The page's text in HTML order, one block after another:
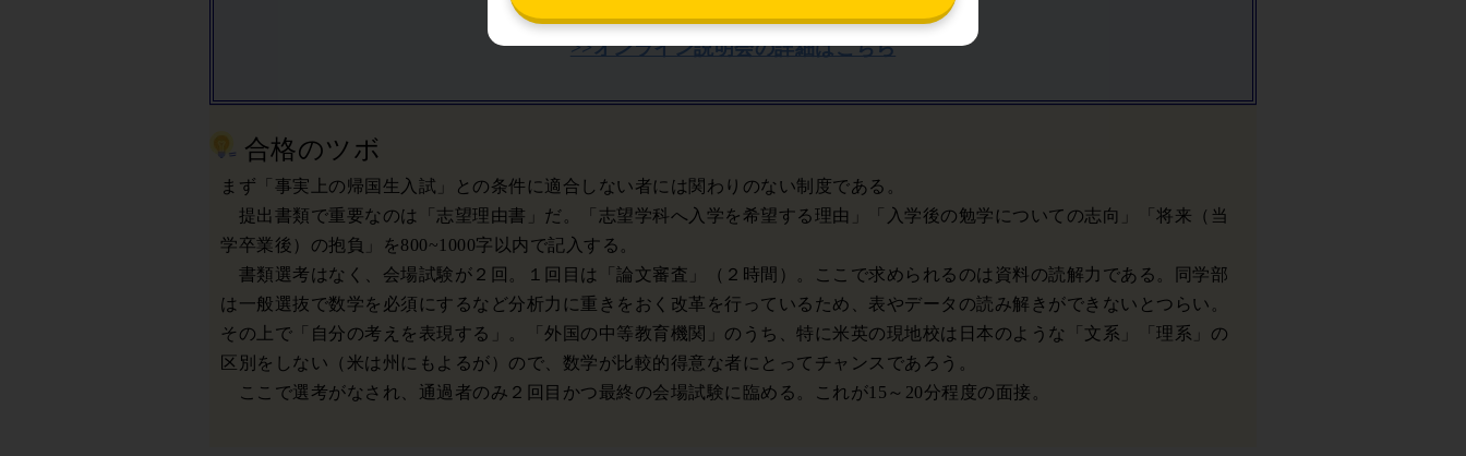
>>オンライン説明会の詳細はこちら
合格のツボ
まず「事実上の帰国生入試」との条件に適合しない者には関わりのない制度である。
提出書類で重要なのは「志望理由書」だ。「志望学科へ入学を希望する理由」「入学後の勉学についての志向」「将来（当
学卒業後）の抱負」を800~1000字以内で記入する。
書類選考はなく、会場試験が２回。１回目は「論文審査」（２時間）。ここで求められるのは資料の読解力である。同学部
は一般選抜で数学を必須にするなど分析力に重きをおく改革を行っているため、表やデータの読み解きができないとつらい。
その上で「自分の考えを表現する」。「外国の中等教育機関」のうち、特に米英の現地校は日本のような「文系」「理系」の
区別をしない（米は州にもよるが）ので、数学が比較的得意な者にとってチャンスであろう。
ここで選考がなされ、通過者のみ２回目かつ最終の会場試験に臨める。これが15～20分程度の面接。